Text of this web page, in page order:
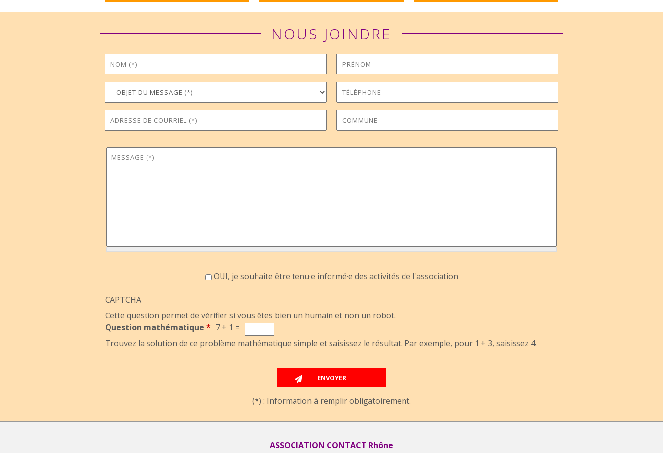
NOUS JOINDRE
Nom*
Prénom
Objet du message *
Téléphone
Adresse de courriel*
Commune
Message*
OUI, je souhaite être tenu·e informé·e des activités de l'association
CAPTCHA
Cette question permet de vérifier si vous êtes bien un humain et non un robot.
Question mathématique * 7 + 1 =
Trouvez la solution de ce problème mathématique simple et saisissez le résultat. Par exemple, pour 1 + 3, saisissez 4.
(*) : Information à remplir obligatoirement.
ASSOCIATION CONTACT Rhône